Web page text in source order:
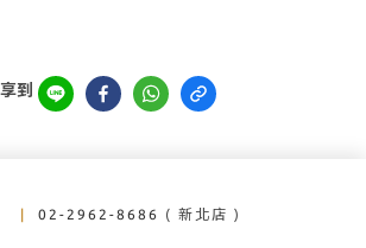
到
| 02-2962-8686 ( 新北店 )